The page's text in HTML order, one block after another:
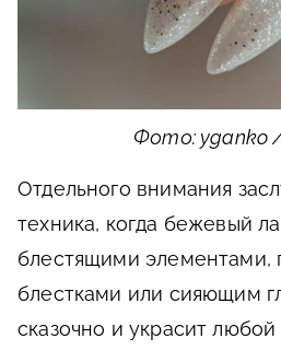
Фото: yganko
Отдельного внимания
техника, когда бежевый
блестящими элементами,
блестками или сияющим
сказочно и украсит